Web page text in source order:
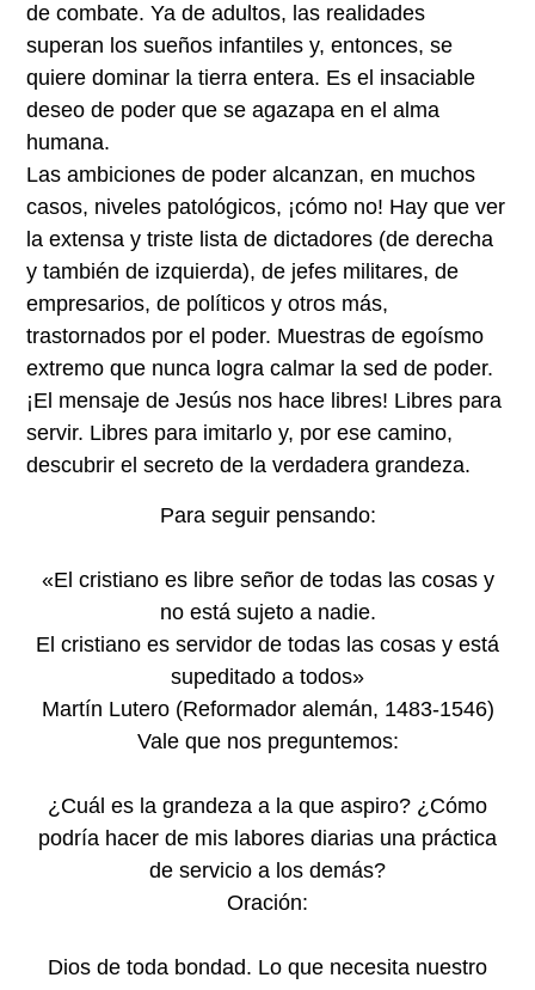
de combate. Ya de adultos, las realidades
superan los sueños infantiles y, entonces, se
quiere dominar la tierra entera. Es el insaciable
deseo de poder que se agazapa en el alma
humana.
Las ambiciones de poder alcanzan, en muchos
casos, niveles patológicos, ¡cómo no! Hay que ver
la extensa y triste lista de dictadores (de derecha
y también de izquierda), de jefes militares, de
empresarios, de políticos y otros más,
trastornados por el poder. Muestras de egoísmo
extremo que nunca logra calmar la sed de poder.
¡El mensaje de Jesús nos hace libres! Libres para
servir. Libres para imitarlo y, por ese camino,
descubrir el secreto de la verdadera grandeza.
Para seguir pensando:
«El cristiano es libre señor de todas las cosas y
no está sujeto a nadie.
El cristiano es servidor de todas las cosas y está
supeditado a todos»
Martín Lutero (Reformador alemán, 1483-1546)
Vale que nos preguntemos:
¿Cuál es la grandeza a la que aspiro? ¿Cómo
podría hacer de mis labores diarias una práctica
de servicio a los demás?
Oración:
Dios de toda bondad. Lo que necesita nuestro